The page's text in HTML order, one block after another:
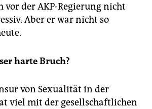
vor der AKP-Regierung nicht
Aber er war nicht so
harte Bruch?
von Sexualität in der
viel mit der gesellschaftlichen